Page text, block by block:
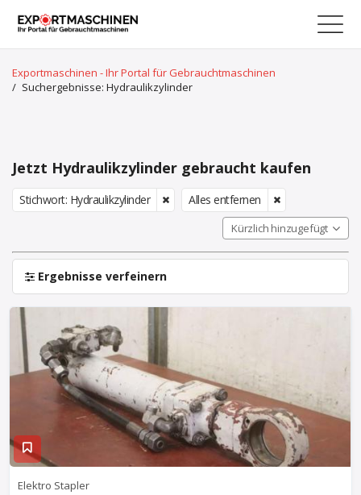
Exportmaschinen - Ihr Portal für Gebrauchtmaschinen
/ Suchergebnisse: Hydraulikzylinder
Jetzt Hydraulikzylinder gebraucht kaufen
Stichwort: Hydraulikzylinder Alles entfernen
Kürzlich hinzugefügt
Ergebnisse verfeinern
Elektro Stapler